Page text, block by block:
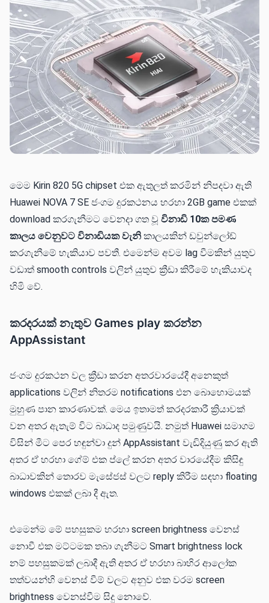
මෙම Kirin 820 5G chipset එක ඇතුලත් කරමින් නිපදවා ඇති
Huawei NOVA 7 SE ජංගම දුරකථනය හරහා 2GB game එකක්
download කරගැනීමට වෙනදා ගත වූ විනාඩි 10ක පමණ
කාලය වෙනුවට විනාඩියක වැනි කාලයකින් ඩවුන්ලෝඩ්
කරගැනීමේ හැකියාව පවතී. එමෙන්ම අවම lag වීමකින් යුතුව
වඩාත් smooth controls වලින් යුතුව ක්‍රීඩා කිරීමේ හැකියාවද
හිමි වේ.
කරදරයක් නැතුව Games play කරන්න
AppAssistant
ජංගම දුරකථන වල ක්‍රීඩා කරන අතරවාරයේදී අනෙකුත්
applications වලින් නිතරම notifications එන බොහොමයක්
මුහුණ පාන කාරණාවක්. මෙය ඉතාමත් කරදරකාරී ක්‍රියාවක්
වන අතර ඇතැම් විට බාධාද පමුණුවයි. නමුත් Huawei සමාගම
විසින් මීට පෙර හඳුන්වා දුන් AppAssistant වැඩිදියුණු කර ඇති
අතර ඒ හරහා ගේම් එක ප්ලේ කරන අතර වාරයේදීම කිසිඳු
බාධාවකින් තොරව මැසේජස් වලට reply කිරීම සඳහා floating
windows එකක් ලබා දී ඇත.
එමෙන්ම මේ පහසුකම හරහා screen brightness වෙනස්
නොවී එක මට්ටමක තබා ගැනීමට Smart brightness lock
නම් පහසුකමක් ලබාදී ඇති අතර ඒ හරහා බාහිර ආලෝක
තත්වයන්හි වෙනස් වීම් වලට අනුව එක වරම screen
brightness වෙනස්වීම සිදු නොවේ.